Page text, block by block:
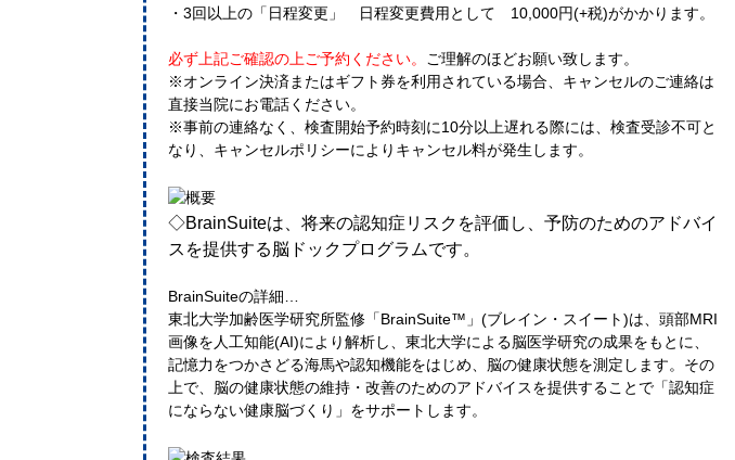
・3回以上の「日程変更」 日程変更費用として 10,000円(+税)がかかります。
必ず上記ご確認の上ご予約ください。
ご理解のほどお願い致します。
※オンライン決済またはギフト券を利用されている場合、キャンセルのご連絡は
直接当院にお電話ください。
※事前の連絡なく、検査開始予約時刻に10分以上遅れる際には、検査受診不可と
なり、キャンセルポリシーによりキャンセル料が発生します。
◇BrainSuiteは、将来の認知症リスクを評価し、予防のためのアドバイ
スを提供する脳ドックプログラムです。
BrainSuiteの詳細…
東北大学加齢医学研究所監修「BrainSuite™」(ブレイン・スイート)は、頭部MRI
画像を人工知能(AI)により解析し、東北大学による脳医学研究の成果をもとに、
記憶力をつかさどる海馬や認知機能をはじめ、脳の健康状態を測定します。その
上で、脳の健康状態の維持・改善のためのアドバイスを提供することで「認知症
にならない健康脳づくり」をサポートします。